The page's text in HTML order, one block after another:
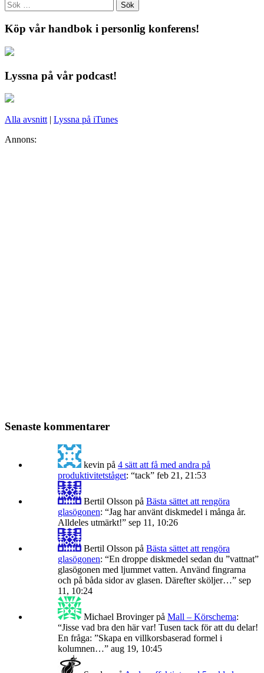
Köp vår handbok i personlig konferens!
Lyssna på vår podcast!
Alla avsnitt | Lyssna på iTunes
Annons:
Senaste kommentarer
kevin på 4 sätt att få med andra på
produktivitetståget: “tack” feb 21, 21:53
Bertil Olsson på Bästa sättet att rengöra
glasögonen: “Jag har använt diskmedel i många år.
Alldeles utmärkt!” sep 11, 10:26
Bertil Olsson på Bästa sättet att rengöra
glasögonen: “En droppe diskmedel sedan du ”vattnat”
glasögonen med ljummet vatten. Använd fingrarna
och på båda sidor av glasen. Därefter sköljer…” sep
11, 10:24
Michael Brovingerpå Mall – Körschema:
“Jisse vad bra den här var! Tusen tack för att du delar!
En fråga: ”Skapa en villkorsbaserad formel i
kolumnen…” aug 19, 10:45